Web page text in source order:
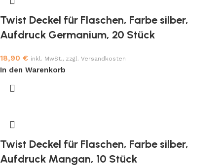
Twist Deckel für Flaschen, Farbe silber,
Aufdruck Germanium, 20 Stück
18,90 € inkl. MwSt., zzgl. Versandkosten
In den Warenkorb
Twist Deckel für Flaschen, Farbe silber,
Aufdruck Mangan, 10 Stück